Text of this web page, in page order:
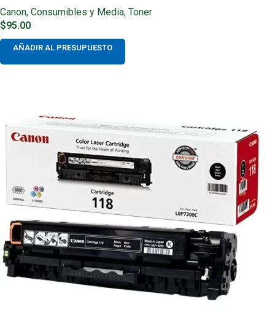
Canon, Consumibles y Media, Toner
$95.00
AÑADIR AL PRESUPUESTO